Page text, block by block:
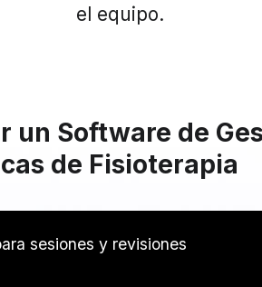
el equipo.
un Software de
de Fisioterapia
sesiones y revisiones